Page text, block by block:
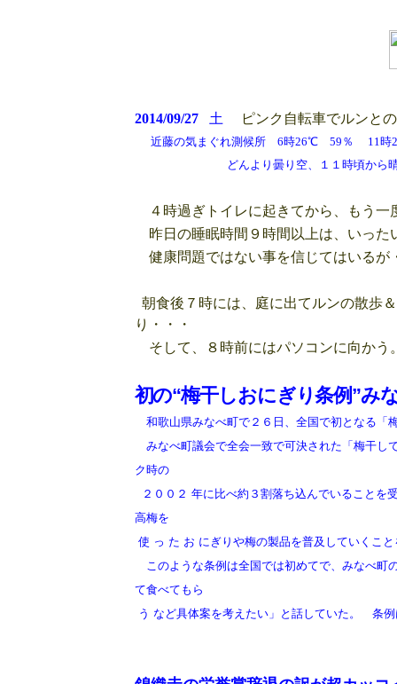
2014/09/27土 ピンク自転車でルンと
近藤の気まぐれ測候所 6時26℃ 59％
どんより曇り空、１１時頃から晴間
４時過ぎトイレに起きてから、もう一
昨日の睡眠時間９時間以上は、いった
健康問題ではない事を信じてはいるが
朝食後７時には、庭に出てルンの散歩
り・・・
そして、８時前にはパソコンに向かう
初の“梅干しおにぎり条例”
和歌山県みなべ町で２６日、全国で初となる「
みなべ町議会で全会一致で可決された「梅干し
ク時の
２００２ 年に比べ約３割落ち込んでいることを
高梅を
使 っ た お にぎりや梅の製品を普及していくこ
このような条例は全国では初めてで、みなべ町
て食べてもら
う など具体案を考えたい」と話していた。
条例